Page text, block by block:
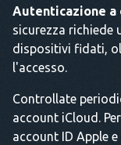
Autenticazione a
sicurezza richiede
dispositivi fidati,
l'accesso.
Controllate
account iCloud.
account ID Apple